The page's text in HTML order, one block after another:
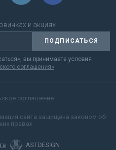
и акциях
ПОДПИСАТЬСЯ
вы принимаете условия
соглашения»
соглашение
сайта защищена законом об
правах.
ASTDESIGN